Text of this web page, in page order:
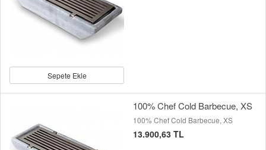
Sepete Ekle
100% Chef Cold Barbecue, XS
100% Chef Cold Barbecue, XS
13.900,63 TL